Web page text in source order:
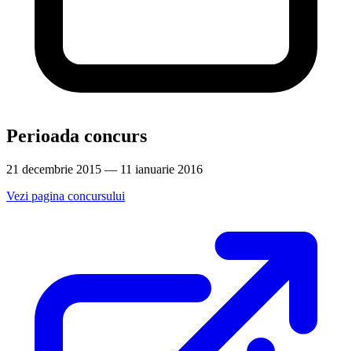
Perioada concurs
21 decembrie 2015 — 11 ianuarie 2016
Vezi pagina concursului